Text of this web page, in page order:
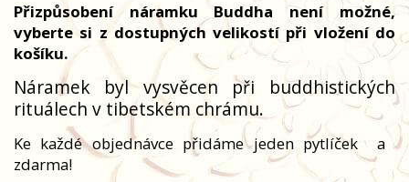
Přizpůsobení náramku Buddha není možné,
vyberte si z dostupných velikostí při vložení do
košíku.
Náramek byl vysvěcen při buddhistických
rituálech v tibetském chrámu.
Ke každé objednávce přidáme jeden pytlíček
a
zdarma!